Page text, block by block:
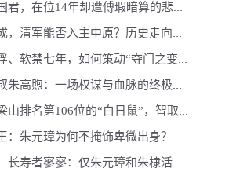
君，在位14年却遭傅瑕暗算的悲情
，清军能否入主中原？历史走向的
、软禁七年，如何策动“夺门之变”
朱高煦：一场权谋与血脉的终极对
山排名第106位的“白日鼠”，智取生
：朱元璋为何不掩饰卑微出身？
长寿者寥寥：仅朱元璋和朱棣活过